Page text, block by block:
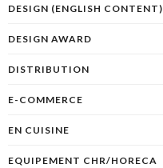
DESIGN (ENGLISH CONTENT)
DESIGN AWARD
DISTRIBUTION
E-COMMERCE
EN CUISINE
EQUIPEMENT CHR/HORECA